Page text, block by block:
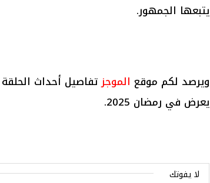
يتبعها الجمهور.
ويرصد لكم موقع الموجزتفاصيل أحداث
يعرض في رمضان 2025.
لا يفوتك